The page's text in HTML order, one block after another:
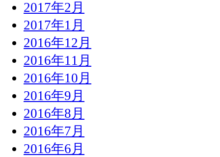
2017年2月
2017年1月
2016年12月
2016年11月
2016年10月
2016年9月
2016年8月
2016年7月
2016年6月